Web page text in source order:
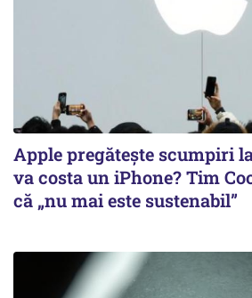
Apple pregătește scumpiri
va costa un iPhone? Tim
că „nu mai este sustenabil”